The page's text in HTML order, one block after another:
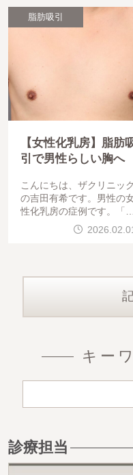
少しの変化で全体の印象を
大きく左右す
脂肪吸引
【女性化乳房】脂肪
引で男性らしい胸へ
こんにちは、ザクリニック
の吉田有希です。男性の
性化乳房の症例です。「胸
がふくらんで見える」「T
シャツや薄手の服で胸が目
。男性の胸のふくらみは
キー
診療担当